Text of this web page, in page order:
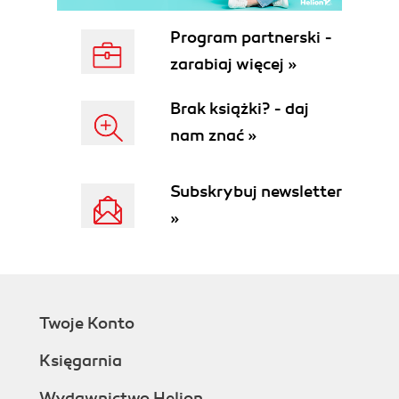
Maintenance Costs
The Maintenance Horizon Is Not Always
Knowable Up Front
Production Quality Code Is a Function of
Identifying the Critical Path
The Closer You Get to Persisting Data,
Crossing Over
Practice 0: Give Yourself the Gift of Rich
Practice 2: Test Your Code Before You
Validate in Production
Program partnerski -
zarabiaj więcej »
Brak książki? - daj
nam znać »
Subskrybuj newsletter
»
Twoje Konto
Księgarnia